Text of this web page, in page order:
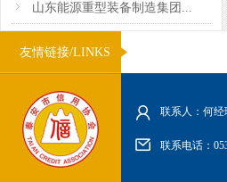
山东能源重型装备制造集团...
友情链接/LINKS
联系人：何经
联系电话：